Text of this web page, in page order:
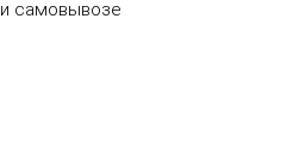
самовывозе